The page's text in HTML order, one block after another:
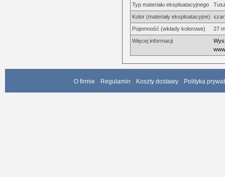
Typ materiału eksploatacyjnego
Kolor (materiały eksploatacyjne)
Pojemność (wkłady kolorowe)
27
Więcej informacji
O firmie Regulamin Koszty dostawy Polityka